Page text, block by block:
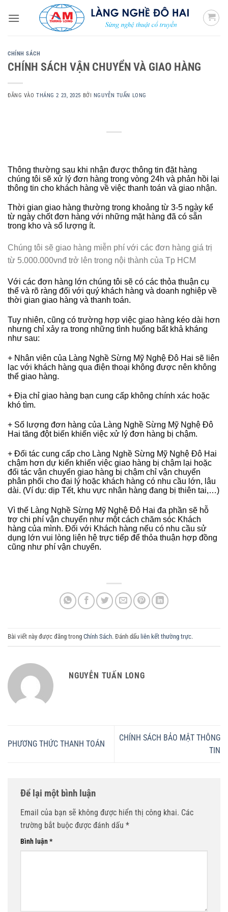
qua
CHÍNH SÁCH
CHÍNH SÁCH VẬN CHUYỂN VÀ GIAO HÀNG
ĐĂNG VÀOTHÁNG 2 23, 2025 BỞI NGUYỄN TUẤN LONG
Thông thường sau khi nhận được thông tin đặt hàng
chúng tôi sẽ xử lý đơn hàng trong vòng 24h và phản hồi lại
thông tin cho khách hàng về việc thanh toán và giao nhận.
Thời gian giao hàng thường trong khoảng từ 3-5 ngày kể
từ ngày chốt đơn hàng với những mặt hàng đã có sẵn
trong kho và số lượng ít.
Chúng tôi sẽ giao hàng miễn phí với các đơn hàng giá trị
từ 5.000.000vnđ trở lên trong nội thành của Tp HCM
Với các đơn hàng lớn chúng tôi sẽ có các thỏa thuận cụ
thể và rõ ràng đối với quý khách hàng và doanh nghiệp về
thời gian giao hàng và thanh toán.
Tuy nhiên, cũng có trường hợp việc giao hàng kéo dài hơn
nhưng chỉ xảy ra trong những tình huống bất khả kháng
như sau:
+ Nhân viên của Làng Nghề Sừng Mỹ Nghệ Đô Hai sẽ liên
lạc với khách hàng qua điện thoại không được nên không
thể giao hàng.
+ Địa chỉ giao hàng bạn cung cấp không chính xác hoặc
khó tìm.
+ Số lượng đơn hàng của Làng Nghề Sừng Mỹ Nghệ Đô
Hai tăng đột biến khiến việc xử lý đơn hàng bị chậm.
+ Đối tác cung cấp cho Làng Nghề Sừng Mỹ Nghệ Đô Hai
chậm hơn dự kiến khiến việc giao hàng bị chậm lại hoặc
đối tác vận chuyển giao hàng bị chậm chỉ vận chuyển
phân phối cho đại lý hoặc khách hàng có nhu cầu lớn, lâu
dài. (Ví dụ: dịp Tết, khu vực nhân hàng đang bị thiên tai,…)
Vì thế Làng Nghề Sừng Mỹ Nghệ Đô Hai đa phần sẽ hỗ
trợ chi phí vận chuyển như một cách chăm sóc Khách
hàng của mình. Đối với Khách hàng nếu có nhu cầu sử
dụng lớn vui lòng liên hệ trực tiếp để thỏa thuận hợp đồng
cũng như phí vận chuyển.
Bài viết này được đăng trong Chính Sách. Đánh dấu liên kết thường trực.
NGUYỄN TUẤN LONG
PHƯƠNG THỨC THANH TOÁN
CHÍNH SÁCH BẢO MẬT THÔNG
TIN
Để lại một bình luận
Email của bạn sẽ không được hiển thị công khai. Các
trường bắt buộc được đánh dấu *
Bình luận*